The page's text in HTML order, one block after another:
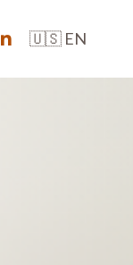
🇺🇸 EN